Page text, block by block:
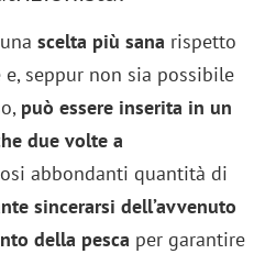
unascelta più sana rispetto
seppur non sia possibile
può essere inserita in un
due volte a
abbondanti quantità di
sincerarsi dell’avvenuto
della pesca per garantire